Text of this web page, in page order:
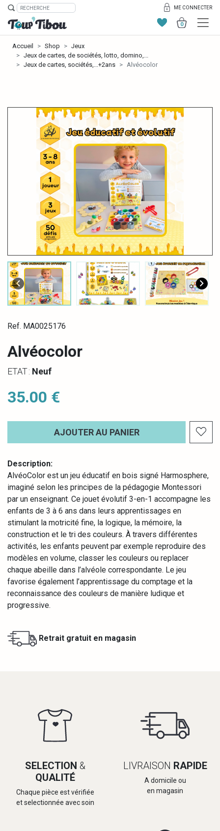
ME CONNECTER
0
Accueil Shop
Jeux
Jeux de cartes, de sociétés, lotto, domino,...
Jeux de cartes, sociétés,...+2ans
Alvéocolor
Ref. MA0025176
Alvéocolor
ETAT : Neuf
35.00 €
AJOUTER AU PANIER
Description:
AlvéoColor est un jeu éducatif en bois signé Harmosphere,
imaginé selon les principes de la pédagogie Montessori
par un enseignant. Ce jouet évolutif 3-en-1 accompagne les
enfants de 3 à 6 ans dans leurs apprentissages en
stimulant la motricité fine, la logique, la mémoire, la
construction et le tri des couleurs. À travers différentes
activités, les enfants peuvent par exemple reproduire des
modèles en volume, classer les couleurs ou replacer
chaque abeille dans l’alvéole correspondante. Le jeu
favorise également l’apprentissage du comptage et la
reconnaissance des couleurs de manière ludique et
progressive.
Retrait gratuit en magasin
SELECTION &
QUALITÉ
Chaque pièce est vérifiée
et selectionnée avec soin
LIVRAISON RAPIDE
A domicile ou
en magasin